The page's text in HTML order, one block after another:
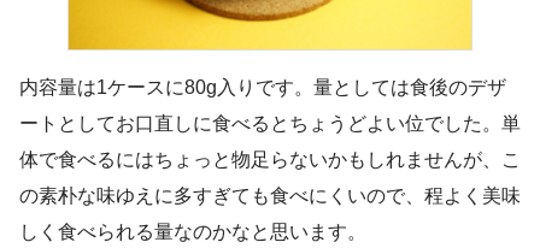
内容量は1ケースに80g入りです。量としては食後のデザ
ートとしてお口直しに食べるとちょうどよい位でした。単
体で食べるにはちょっと物足らないかもしれませんが、こ
の素朴な味ゆえに多すぎても食べにくいので、程よく美味
しく食べられる量なのかなと思います。